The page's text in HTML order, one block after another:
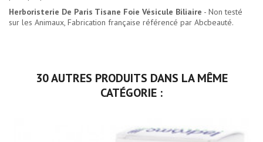
Herboristerie De Paris Tisane Foie Vésicule Biliaire - Non testé
sur les Animaux, Fabrication française référencé par Abcbeauté.
30 AUTRES PRODUITS DANS LA MÊME
CATÉGORIE :